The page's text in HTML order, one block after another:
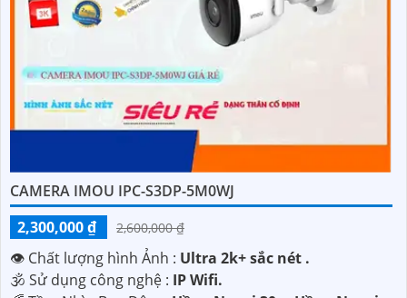
CAMERA IMOU IPC-S3DP-5M0WJ
2,300,000 ₫
2,600,000 ₫
👁 Chất lượng hình Ảnh : Ultra 2k+ sắc nét .
🕉️ Sử dụng công nghệ : IP Wifi.